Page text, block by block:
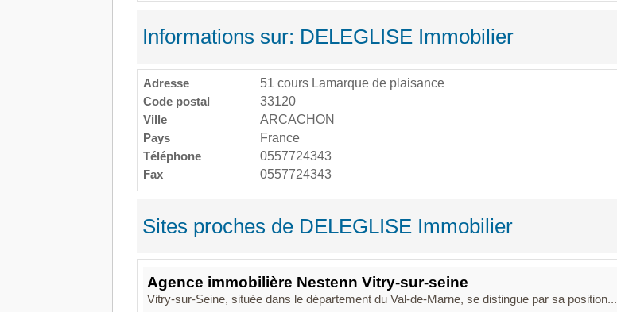
Informations sur: DELEGLISE Immobilier
Adresse
51 cours Lamarque de plaisance
Code postal
33120
Ville
ARCACHON
Pays
France
Téléphone
0557724343
Fax
0557724343
Sites proches de DELEGLISE Immobilier
Agence immobilière Nestenn Vitry-sur-seine
Vitry-sur-Seine, située dans le département du Val-de-Marne, se distingue par sa position...